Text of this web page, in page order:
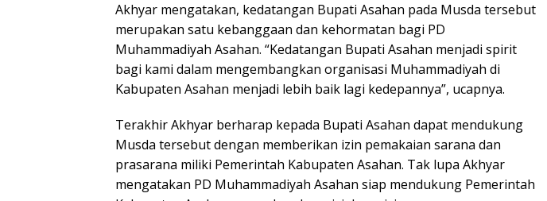
Akhyar mengatakan, kedatangan Bupati Asahan pada Musda tersebut
merupakan satu kebanggaan dan kehormatan bagi PD
Muhammadiyah Asahan. “Kedatangan Bupati Asahan menjadi spirit
bagi kami dalam mengembangkan organisasi Muhammadiyah di
Kabupaten Asahan menjadi lebih baik lagi kedepannya”, ucapnya.
Terakhir Akhyar berharap kepada Bupati Asahan dapat mendukung
Musda tersebut dengan memberikan izin pemakaian sarana dan
prasarana miliki Pemerintah Kabupaten Asahan. Tak lupa Akhyar
mengatakan PD Muhammadiyah Asahan siap mendukung Pemerintah